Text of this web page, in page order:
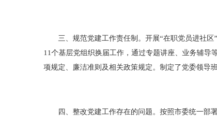
三、规范党建工作责任制。开展“在职党员进社区
11个基层党组织换届工作，通过专题讲座、业务辅导
项规定、廉洁准则及相关政策规定。制定了党委领导
四、整改党建工作存在的问题。按照市委统一部署